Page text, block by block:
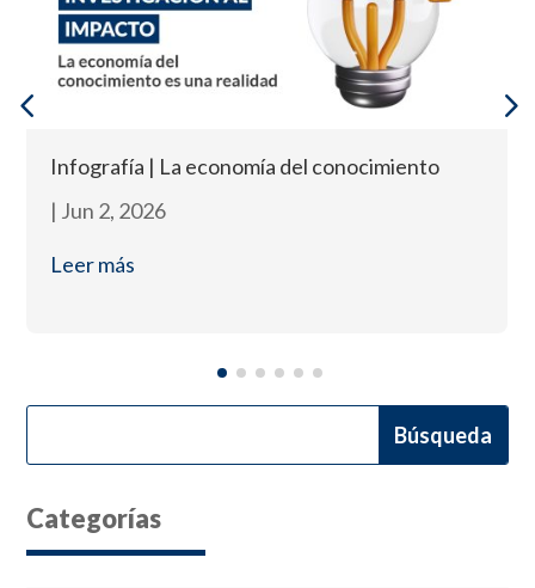
Infografía | La economía del conocimiento
| Jun 2, 2026
Leer más
Categorías